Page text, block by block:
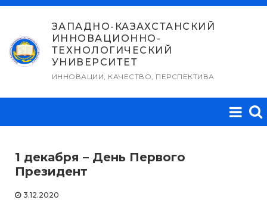
Перейти
содержимому
ЗАПАДНО-КАЗАХСТАНСКИЙ
ИННОВАЦИОННО-
ТЕХНОЛОГИЧЕСКИЙ
УНИВЕРСИТЕТ
ИННОВАЦИИ, КАЧЕСТВО, ПЕРСПЕКТИВА
1 декабря – День Первого
Президент
3.12.2020